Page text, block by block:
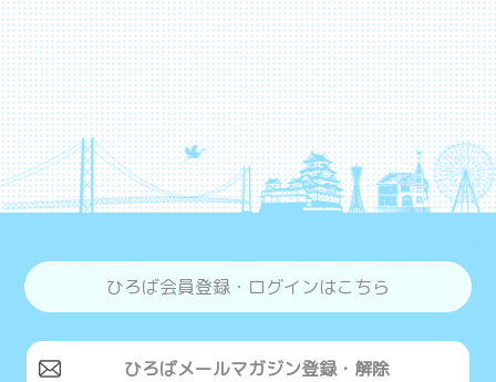
ひろば会員登録・ログインはこちら
ひろばメールマガジン登録・解除